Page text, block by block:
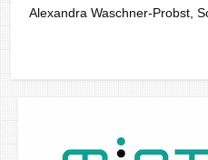
Alexandra Waschner-Probst,